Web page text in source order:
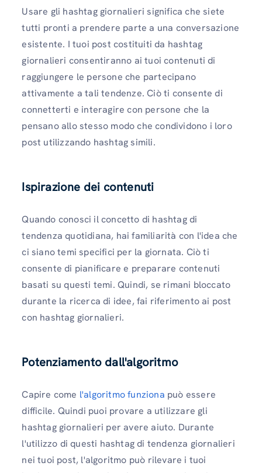
Usare gli hashtag giornalieri significa che siete
tutti pronti a prendere parte a una conversazione
esistente. I tuoi post costituiti da hashtag
giornalieri consentiranno ai tuoi contenuti di
raggiungere le persone che partecipano
attivamente a tali tendenze. Ciò ti consente di
connetterti e interagire con persone che la
pensano allo stesso modo che condividono i loro
post utilizzando hashtag simili.
Ispirazione dei contenuti
Quando conosci il concetto di hashtag di
tendenza quotidiana, hai familiarità con l'idea che
ci siano temi specifici per la giornata. Ciò ti
consente di pianificare e preparare contenuti
basati su questi temi. Quindi, se rimani bloccato
durante la ricerca di idee, fai riferimento ai post
con hashtag giornalieri.
Potenziamento dall'algoritmo
Capire come l'algoritmo funziona può essere
difficile. Quindi puoi provare a utilizzare gli
hashtag giornalieri per avere aiuto. Durante
l'utilizzo di questi hashtag di tendenza giornalieri
nei tuoi post, l'algoritmo può rilevare i tuoi